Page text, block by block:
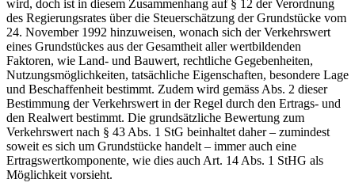
wird, doch ist in diesem Zusammenhang auf § 12 der Verordnung
des Regierungsrates über die Steuerschätzung der Grundstücke vom
24. November 1992 hinzuweisen, wonach sich der Verkehrswert
eines Grundstückes aus der Gesamtheit aller wertbildenden
Faktoren, wie Land- und Bauwert, rechtliche Gegebenheiten,
Nutzungsmöglichkeiten, tatsächliche Eigenschaften, besondere Lage
und Beschaffenheit bestimmt. Zudem wird gemäss Abs. 2 dieser
Bestimmung der Verkehrswert in der Regel durch den Ertrags- und
den Realwert bestimmt. Die grundsätzliche Bewertung zum
Verkehrswert nach § 43 Abs. 1 StG beinhaltet daher – zumindest
soweit es sich um Grundstücke handelt – immer auch eine
Ertragswertkomponente, wie dies auch Art. 14 Abs. 1 StHG als
Möglichkeit vorsieht.